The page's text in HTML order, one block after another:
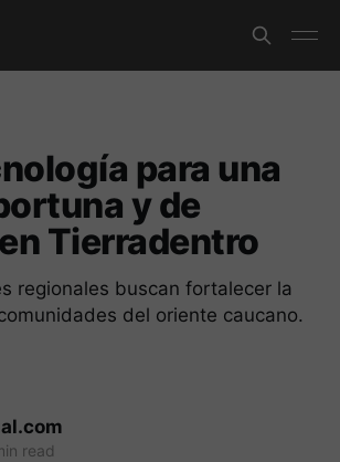
para una
y de
Tierradentro
regionales buscan fortalecer la
del oriente caucano.
read